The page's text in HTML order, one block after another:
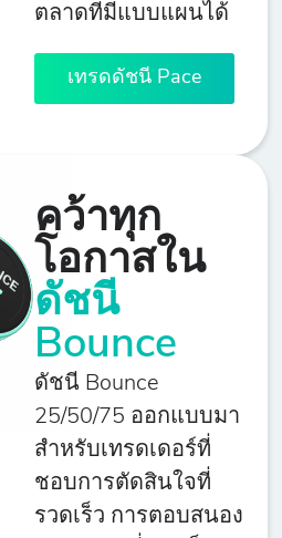
ตลาดที่มีแบบแผนได้
เทรดดัชนี Pace
คว้าทุก
โอกาสใน
ดัชนี
Bounce
ดัชนี Bounce
25/50/75 ออกแบบมา
สำหรับเทรดเดอร์ที่
ชอบการตัดสินใจที่
รวดเร็ว การตอบสนอง